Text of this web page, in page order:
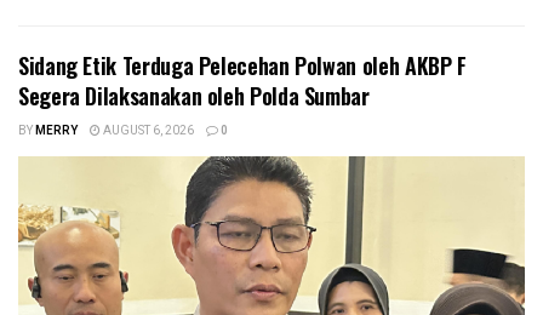
Sidang Etik Terduga Pelecehan Polwan oleh AKBP F
Segera Dilaksanakan oleh Polda Sumbar
BYMERRY AUGUST 6, 2026 0